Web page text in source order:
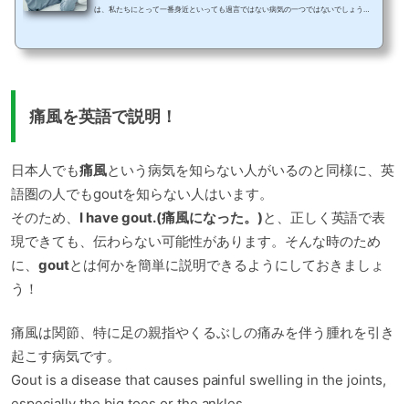
は、私たちにとって一番身近といっても過言ではない病気の一つではないでしょう
だんに紹介していきますよ！また、日本では馬鹿は風邪ひかないということわざがあ
痛風を英語で説明！
日本人でも痛風という病気を知らない人がいるのと同様に、英
語圏の人でもgoutを知らない人はいます。
そのため、 I have gout.(痛風になった。)と、正しく英語で表
現できても、伝わらない可能性があります。そんな時のため
に、 goutとは何かを簡単に説明できるようにしておきましょ
う！
痛風は関節、特に足の親指やくるぶしの痛みを伴う腫れを引き
起こす病気です。
Gout is a disease that causes painful swelling in the joints,